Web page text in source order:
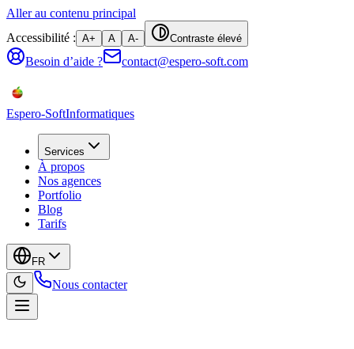
Aller au contenu principal
Accessibilité : A+ A A- Contraste élevé
Besoin d’aide ? contact@espero-soft.com
Espero-SoftInformatiques
Services
À propos
Nos agences
Portfolio
Blog
Tarifs
FR
Nous contacter